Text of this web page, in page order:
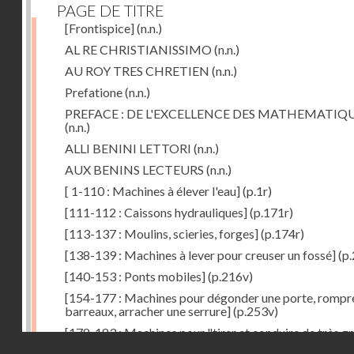
PAGE DE TITRE
[Frontispice](n.n.)
AL RE CHRISTIANISSIMO (n.n.)
AU ROY TRES CHRETIEN (n.n.)
Prefatione(n.n.)
PREFACE : DE L'EXCELLENCE DES
(n.n.)
ALLI BENINI LETTORI (n.n.)
AUX BENINS LECTEURS (n.n.)
[ 1-110 : Machines à élever l'eau](p.1r)
[111-112 : Caissons hydrauliques](p.171r)
[113-137 : Moulins, scieries, forges](p.174r)
[138-139 : Machines à lever pour creuser un fossé]
[140-153 : Ponts mobiles](p.216v)
[154-177 : Machines pour dégonder une porte,
barreaux, arracher une serrure](p.253v)
[178-183 : Machines pour "tirer et conduire de très